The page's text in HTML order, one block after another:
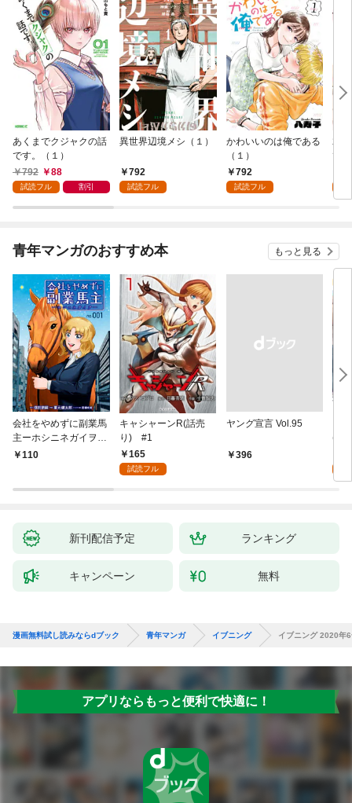
あくまでクジャクの話
です。（１）
792
88
試読フル 割引
異世界辺境メシ（１）
792
試読フル
かわいいのは俺である
（１）
792
試読フル
君
て
青年マンガのおすすめ本 もっと見る
会社をやめずに副業馬
主ーホシニネガイヲ
ー 1
110
キャシャーンR(話売
り) #1
165
試読フル
ヤング宣言 Vol.95
￥396
(話
新刊配信予定 ランキング
キャンペーン 無料
漫画無料試し読みならdブック 青年マンガ イブニング イブニング 2020年
アプリならもっと便利で快適に！